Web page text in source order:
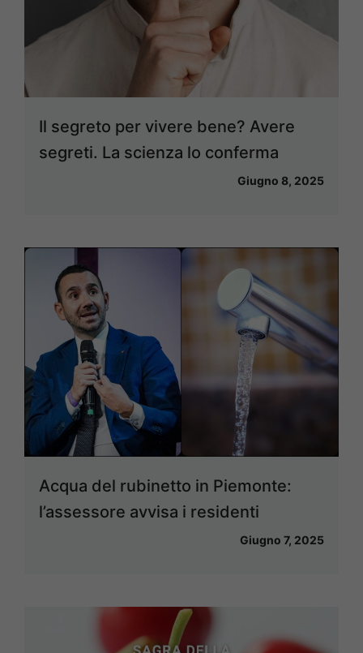
Il segreto per vivere bene? Avere
segreti. La scienza lo conferma
Giugno 8, 2025
Acqua del rubinetto in Piemonte:
l’assessore avvisa i residenti
Giugno 7, 2025